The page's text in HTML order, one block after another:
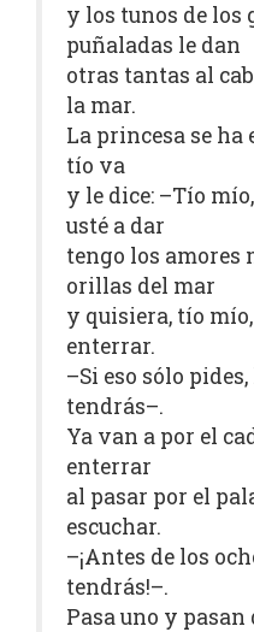
y los tunos de
puñaladas le dan
otras tantas al
la mar.
La princesa se
tío va
y le dice: –Tío
usté a dar
tengo los
orillas del mar
y quisiera, tío
enterrar.
–Si eso sólo
tendrás–.
Ya van a por el
enterrar
al pasar por el
escuchar.
–¡Antes de los
tendrás!–.
Pasa uno y